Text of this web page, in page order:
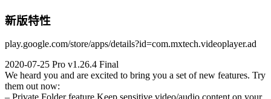
新版特性
play.google.com/store/apps/details?id=com.mxtech.videoplayer.ad
2020-07-25 Pro v1.26.4 Final
We heard you and are excited to bring you a set of new features. Try
them out now: